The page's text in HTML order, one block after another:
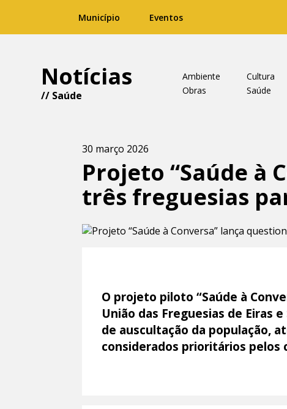
Município Eventos
Notícias
// Saúde
Ambiente Cultura
Obras
Saúde
30 março 2026
Projeto “Saúde à
três freguesias
O projeto piloto “Saúde à
União das Freguesias de Eiras
de auscultação da população,
considerados prioritários pelos